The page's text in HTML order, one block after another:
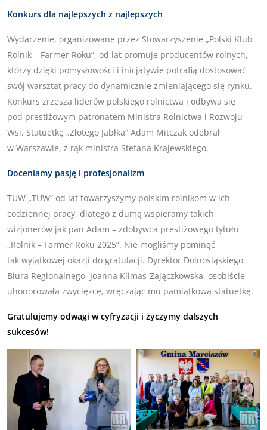
Konkurs dla najlepszych z najlepszych
Wydarzenie, organizowane przez Stowarzyszenie „Polski Klub
Rolnik – Farmer Roku”, od lat promuje producentów rolnych,
którzy dzięki pomysłowości i inicjatywie potrafią dostosować
swój warsztat pracy do dynamicznie zmieniającego się rynku.
Konkurs zrzesza liderów polskiego rolnictwa i odbywa się
pod prestiżowym patronatem Ministra Rolnictwa i Rozwoju
Wsi. Statuetkę „Złotego Jabłka” Adam Mitczak odebrał
w Warszawie, z rąk ministra Stefana Krajewskiego.
Doceniamy pasję i profesjonalizm
TUW „TUW” od lat towarzyszymy polskim rolnikom w ich
codziennej pracy, dlatego z dumą wspieramy takich
wizjonerów jak pan Adam – zdobywca prestiżowego tytułu
„Rolnik – Farmer Roku 2025”. Nie mogliśmy pominąć
tak wyjątkowej okazji do gratulacji. Dyrektor Dolnośląskiego
Biura Regionalnego, Joanna Klimas-Zajączkowska, osobiście
uhonorowała zwycięzcę, wręczając mu pamiątkową statuetkę.
Gratulujemy odwagi w cyfryzacji i życzymy dalszych
sukcesów!